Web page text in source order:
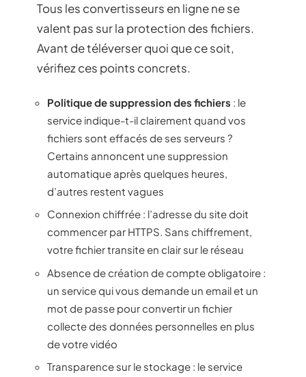
Tous les convertisseurs en ligne ne se
valent pas sur la protection des fichiers.
Avant de téléverser quoi que ce soit,
vérifiez ces points concrets.
Politique de suppression des fichiers : le
service indique-t-il clairement quand vos
fichiers sont effacés de ses serveurs ?
Certains annoncent une suppression
automatique après quelques heures,
d’autres restent vagues
Connexion chiffrée : l’adresse du site doit
commencer par HTTPS. Sans chiffrement,
votre fichier transite en clair sur le réseau
Absence de création de compte obligatoire :
un service qui vous demande un email et un
mot de passe pour convertir un fichier
collecte des données personnelles en plus
de votre vidéo
Transparence sur le stockage : le service